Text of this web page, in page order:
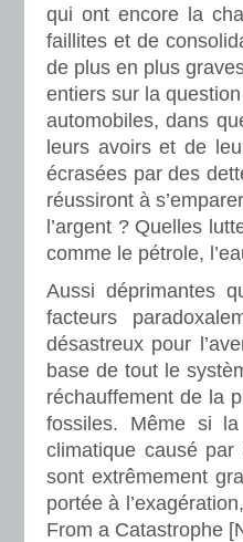
qui ont encore la
faillites et de
de plus en plus
entiers sur la
automobiles, dans
leurs avoirs et de
écrasées par des
réussiront à
l’argent ? Quelles
comme le pétrole,
Aussi déprimantes
facteurs
désastreux pour
base de tout le
réchauffement de la
fossiles. Même si
climatique causé
sont extrêmement
portée à
From a Catastrophe